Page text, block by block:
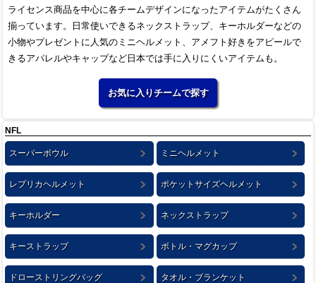
ライセンス商品を中心に各チームデザインになったアイテムがたくさん
揃っています。日常使いできるネックストラップ、キーホルダーなどの
小物やプレゼントに人気のミニヘルメット、アメフト好きをアピールで
きるアパレルやキャップなど日本では手に入りにくいアイテムも。
お気に入りチームで探す
NFL
スーパーボウル ミニヘルメット
レプリカヘルメット ポケットサイズヘルメット
キーホルダー ネックストラップ
キーストラップ ボトル・マグカップ
ドローストリングバッグ タオル・ブランケット